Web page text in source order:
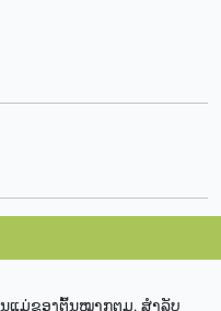
ແມ່ຂອງຕົ້ນໝາກຕູມ. ສໍາລັບ